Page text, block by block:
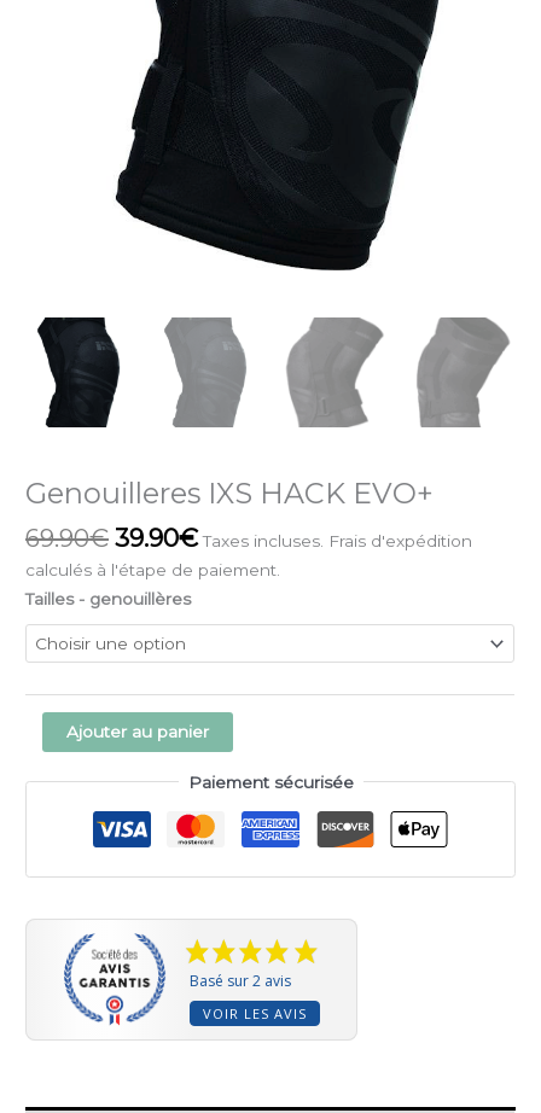
Genouilleres IXS HACK EVO+
69.90€ 39.90€ Taxes incluses. Frais d'expédition
calculés à l'étape de paiement.
Tailles - genouillères
Ajouter au panier
Paiement sécurisée
Basé sur 2 avis
VOIR LES AVIS